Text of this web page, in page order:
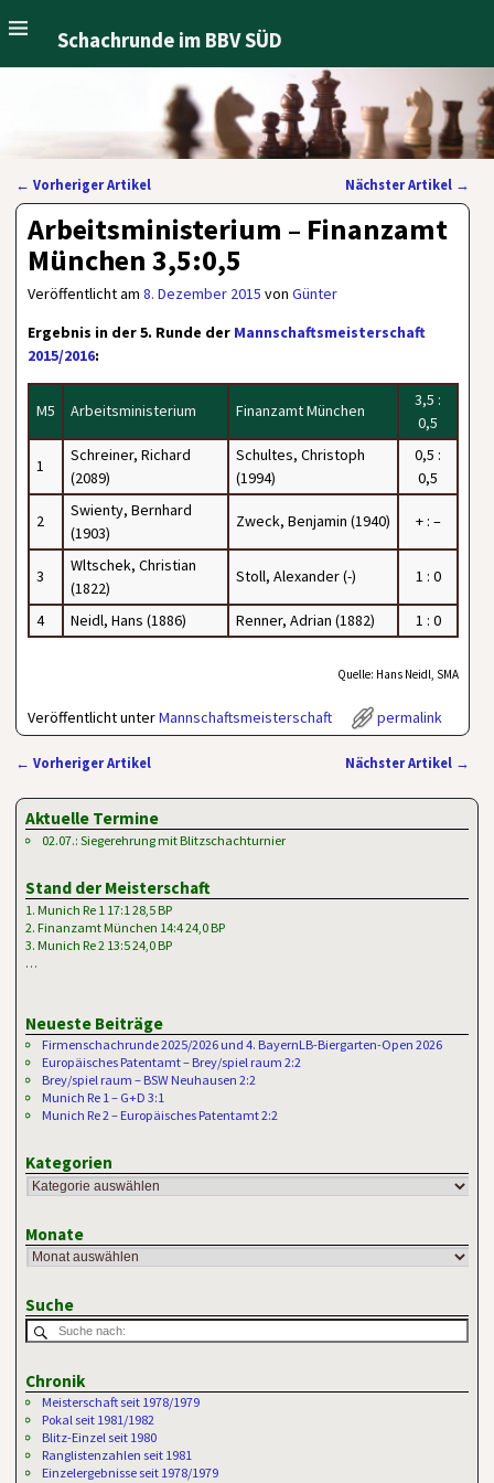
Schachrunde im BBV SÜD
Artikelnavigation
← Vorheriger Artikel Nächster Artikel →
Arbeitsministerium – Finanzamt
München 3,5:0,5
Veröffentlicht am8. Dezember 2015 vonGünter
Ergebnis in der 5. Runde der Mannschaftsmeisterschaft
2015/2016:
M5 Arbeitsministerium Finanzamt München
3,5 :
0,5
1
Schreiner, Richard
(2089)
Schultes, Christoph
(1994)
0,5 :
0,5
2
Swienty, Bernhard
(1903)
Zweck, Benjamin (1940) + : –
3
Wltschek, Christian
(1822)
Stoll, Alexander (-) 1 : 0
4 Neidl, Hans (1886) Renner, Adrian (1882) 1 : 0
Quelle: Hans Neidl, SMA
Veröffentlicht unterMannschaftsmeisterschaft permalink
← Vorheriger Artikel Nächster Artikel →
Aktuelle Termine
02.07.: Siegerehrung mit Blitzschachturnier
Stand der Meisterschaft
1. Munich Re 1 17:1 28,5 BP
2. Finanzamt München 14:4 24,0 BP
3. Munich Re 2 13:5 24,0 BP
…
Neueste Beiträge
Firmenschachrunde 2025/2026 und 4. BayernLB-Biergarten-Open 2026
Europäisches Patentamt – Brey/spiel raum 2:2
Brey/spiel raum – BSW Neuhausen 2:2
Munich Re 1 – G+D 3:1
Munich Re 2 – Europäisches Patentamt 2:2
Kategorien
Monate
Suche
Chronik
Meisterschaft seit 1978/1979
Pokal seit 1981/1982
Blitz-Einzel seit 1980
Ranglistenzahlen seit 1981
Einzelergebnisse seit 1978/1979